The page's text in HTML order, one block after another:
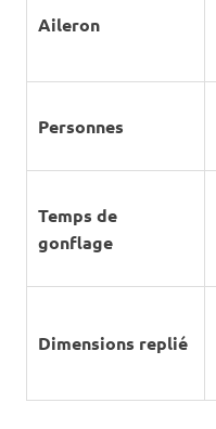
Aileron
Personnes
Temps de
gonflage
Dimensions replié